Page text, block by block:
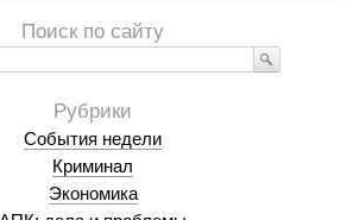
События недели
Криминал
Экономика